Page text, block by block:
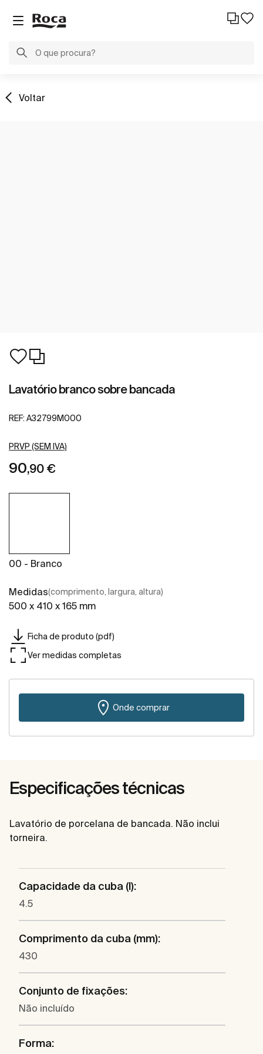
Voltar
Lavatório branco sobre bancada
REF: A32799M000
PRVP (SEM IVA)
90,90 €
00 - Branco
Medidas(comprimento, largura, altura)
500 x 410 x 165 mm
Ficha de produto (pdf)
Ver medidas completas
Onde comprar
Especificações técnicas
Lavatório de porcelana de bancada. Não inclui
torneira.
Capacidade da cuba (l):
4.5
Comprimento da cuba (mm):
430
Conjunto de fixações:
Não incluído
Forma: